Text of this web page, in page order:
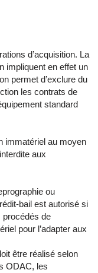
d’acquisition. La
impliquent en effet un
permet d’exclure du
les contrats de
standard
immatériel au moyen
aux
ou
bail est autorisé si
procédés de
pour l’adapter aux
être réalisé selon
ODAC, les